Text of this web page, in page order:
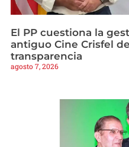
El PP cuestiona la
antiguo Cine Crisfel
transparencia
agosto 7, 2026